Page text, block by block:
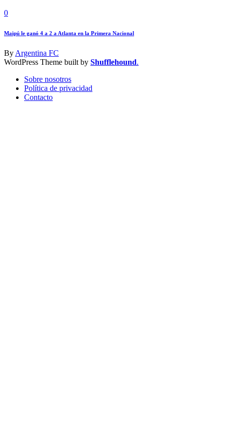
0
Maipú le ganó 4 a 2 a Atlanta en la Primera Nacional
ByArgentina FC
WordPress Theme built by Shufflehound.
Sobre nosotros
Política de privacidad
Contacto